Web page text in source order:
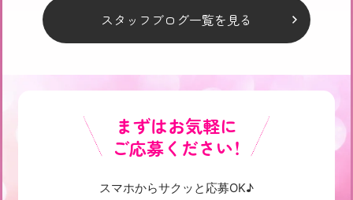
スタッフブログ一覧を見る
まずはお気軽に
ご応募ください！
スマホからサクッと応募OK♪